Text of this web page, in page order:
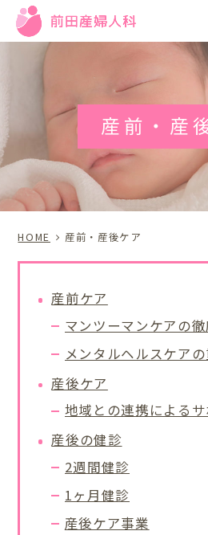
産前・産
HOME 産前・産後ケア
産前ケア
マンツーマンケアの徹
メンタルヘルスケア
産後ケア
地域との連携によるサ
産後の健診
2週間健診
1ヶ月健診
産後ケア事業